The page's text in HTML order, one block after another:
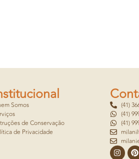
Somos
de Conservação
de Privacidade
(41)
(41)
(41)